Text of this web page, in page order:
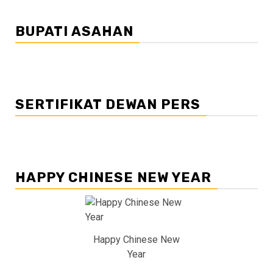
BUPATI ASAHAN
SERTIFIKAT DEWAN PERS
HAPPY CHINESE NEW YEAR
Happy Chinese New
Year